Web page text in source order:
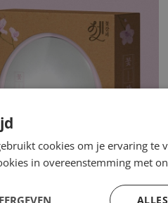
cookies om je ervaring te
in overeenstemming met